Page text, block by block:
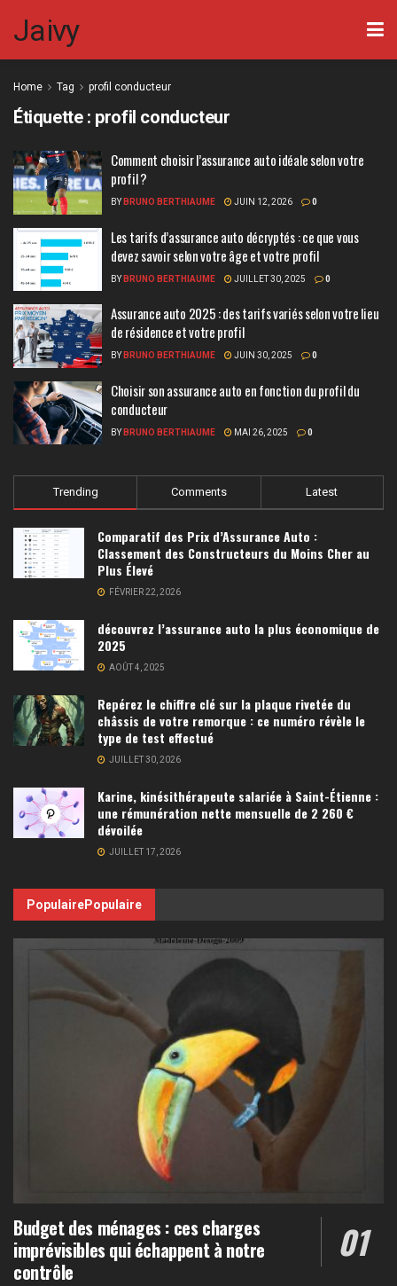
Jaivy
Home Tag profil conducteur
Étiquette : profil conducteur
Comment choisir l’assurance auto idéale selon votre
profil ?
BY BRUNO BERTHIAUME JUIN 12, 2026 0
Les tarifs d’assurance auto décryptés : ce que vous
devez savoir selon votre âge et votre profil
BY BRUNO BERTHIAUME JUILLET 30, 2025 0
Assurance auto 2025 : des tarifs variés selon votre lieu
de résidence et votre profil
BY BRUNO BERTHIAUME JUIN 30, 2025 0
Choisir son assurance auto en fonction du profil du
conducteur
BY BRUNO BERTHIAUME MAI 26, 2025 0
Trending Comments Latest
Comparatif des Prix d’Assurance Auto :
Classement des Constructeurs du Moins Cher au
Plus Élevé
FÉVRIER 22, 2026
découvrez l’assurance auto la plus économique de
2025
AOÛT 4, 2025
Repérez le chiffre clé sur la plaque rivetée du
châssis de votre remorque : ce numéro révèle le
type de test effectué
JUILLET 30, 2026
Karine, kinésithérapeute salariée à Saint-Étienne :
une rémunération nette mensuelle de 2 260 €
dévoilée
JUILLET 17, 2026
PopulairePopulaire
Budget des ménages : ces charges
imprévisibles qui échappent à notre
contrôle